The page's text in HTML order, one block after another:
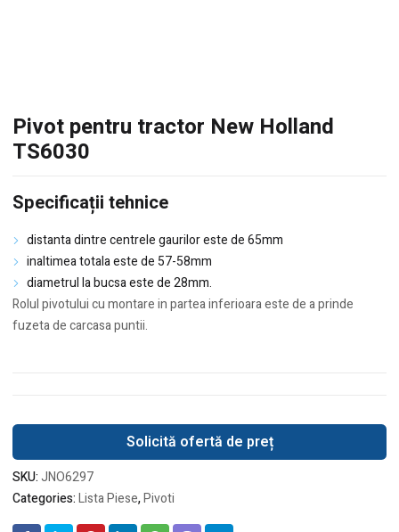
Pivot pentru tractor New Holland
TS6030
Specificații tehnice
distanta dintre centrele gaurilor este de 65mm
inaltimea totala este de 57-58mm
diametrul la bucsa este de 28mm.
Rolul pivotului cu montare in partea inferioara este de a prinde
fuzeta de carcasa puntii.
Solicită ofertă de preț
SKU:JNO6297
Categories:Lista Piese,Pivoti